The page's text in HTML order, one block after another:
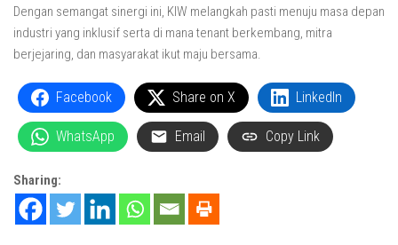
Dengan semangat sinergi ini, KIW melangkah pasti menuju masa depan
industri yang inklusif serta di mana tenant berkembang, mitra
berjejaring, dan masyarakat ikut maju bersama.
Facebook Share on X LinkedIn
WhatsApp Email Copy Link
Sharing: